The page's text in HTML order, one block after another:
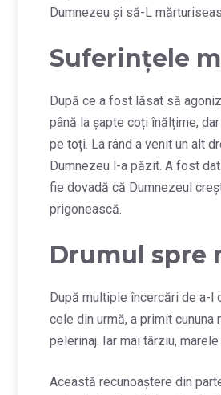
Dumnezeu și să-L
Suferințele
După ce a fost lăsat să
până la șapte coți înălțime,
pe toți. La rând a venit un alt
Dumnezeu l-a păzit. A fost
fie dovadă că Dumnezeul
prigonească.
Drumul spre
După multiple încercări de a-l
cele din urmă, a primit
pelerinaj. Iar mai târziu,
Această recunoaștere din